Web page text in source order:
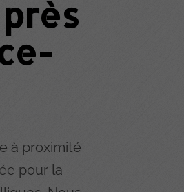
à proximité
pour la